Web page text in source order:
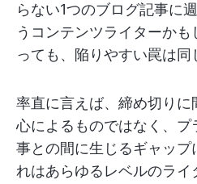
らない1つのブログ記事に
うコンテンツライターか
っても、陥りやすい罠は同
率直に言えば、締め切り
心によるものではなく、
事との間に生じるギャップ
れはあらゆるレベルのライ